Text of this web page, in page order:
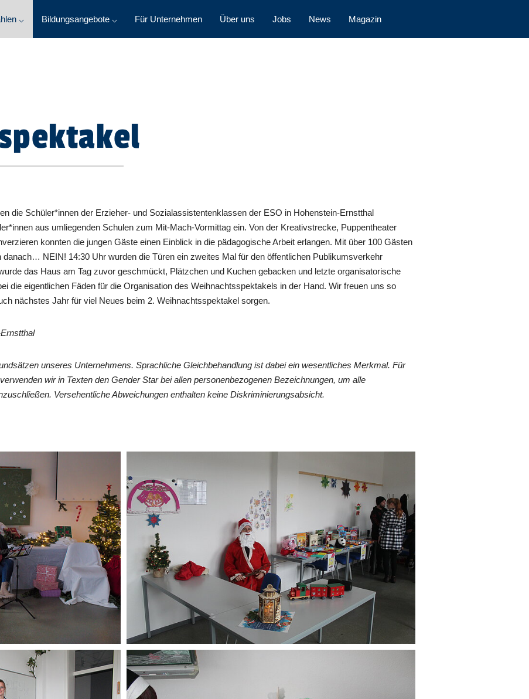
⌵ Bildungsangebote ⌵ Für Unternehmen Über uns Jobs News Magazin
die Schüler*innen der Erzieher- und Sozialassistentenklassen der ESO in Hohenstein-Ernstthal
aus umliegenden Schulen zum Mit-Mach-Vormittag ein. Von der Kreativstrecke, Puppentheater
konnten die jungen Gäste einen Einblick in die pädagogische Arbeit erlangen. Mit über 100 Gästen
danach… NEIN! 14:30 Uhr wurden die Türen ein zweites Mal für den öffentlichen Publikumsverkehr
das Haus am Tag zuvor geschmückt, Plätzchen und Kuchen gebacken und letzte organisatorische
die eigentlichen Fäden für die Organisation des Weihnachtsspektakels in der Hand. Wir freuen uns so
nächstes Jahr für viel Neues beim 2. Weihnachtsspektakel sorgen.
unseres Unternehmens. Sprachliche Gleichbehandlung ist dabei ein wesentliches Merkmal. Für
wir in Texten den Gender Star bei allen personenbezogenen Bezeichnungen, um alle
Versehentliche Abweichungen enthalten keine Diskriminierungsabsicht.